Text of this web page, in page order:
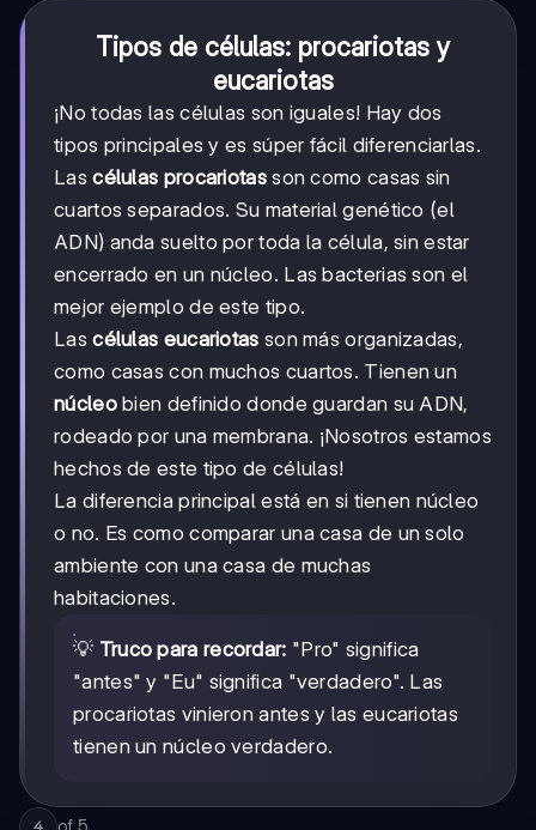
Tipos de células: procariotas y
eucariotas
¡No todas las células son iguales! Hay dos
tipos principales y es súper fácil diferenciarlas.
Lascélulas procariotasson como casas sin
cuartos separados. Su material genético (el
ADN) anda suelto por toda la célula, sin estar
encerrado en un núcleo. Las bacterias son el
mejor ejemplo de este tipo.
Lascélulas eucariotas son más organizadas,
como casas con muchos cuartos. Tienen un
núcleobien definido donde guardan su ADN,
rodeado por una membrana. ¡Nosotros estamos
hechos de este tipo de células!
La diferencia principal está en si tienen núcleo
o no. Es como comparar una casa de un solo
ambiente con una casa de muchas
habitaciones.
💡 Truco para recordar: "Pro" significa
"antes" y "Eu" significa "verdadero". Las
procariotas vinieron antes y las eucariotas
tienen un núcleo verdadero.
4 of 5